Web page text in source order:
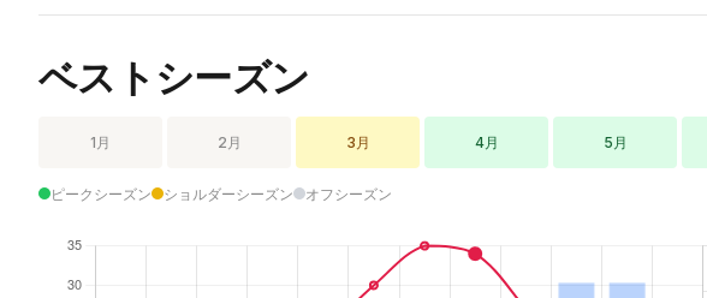
ベストシーズン
1月 2月 3月 4月 5月
ピークシーズン ショルダーシーズン オフシーズン